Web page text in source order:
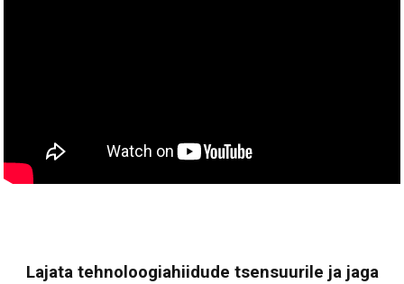
Lajata tehnoloogiahiidude tsensuurile ja jaga